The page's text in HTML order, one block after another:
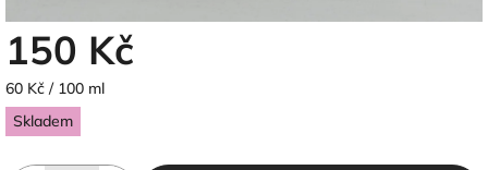
150 Kč
Měrná
cena:
60 Kč / 100 ml
Skladem